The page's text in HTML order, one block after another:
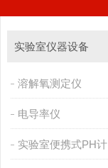
实验室仪器设备
溶解氧测定仪
电导率仪
实验室便携式PH计